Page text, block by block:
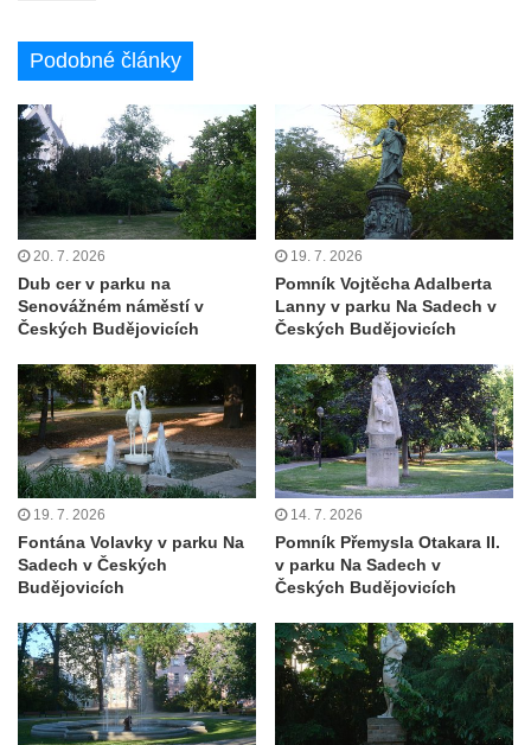
Podobné články
20. 7. 2026
Dub cer v parku na
Senovážném náměstí v
Českých Budějovicích
19. 7. 2026
Pomník Vojtěcha Adalberta
Lanny v parku Na Sadech v
Českých Budějovicích
19. 7. 2026
Fontána Volavky v parku Na
Sadech v Českých
Budějovicích
14. 7. 2026
Pomník Přemysla Otakara II.
v parku Na Sadech v
Českých Budějovicích